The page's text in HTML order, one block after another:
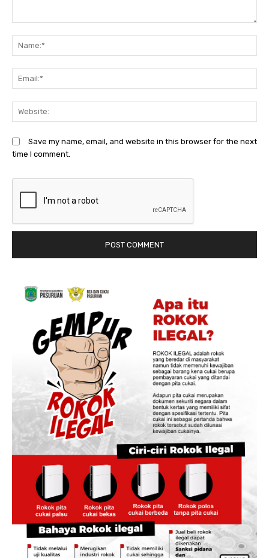
Save my name, email, and website in this browser for the next
time I comment.